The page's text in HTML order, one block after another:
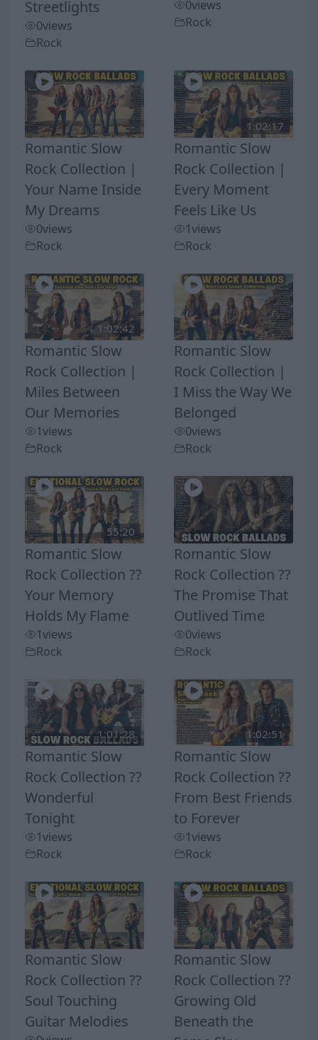
Streetlights
0views
Rock
0views
Rock
Romantic Slow
Rock Collection |
Your Name Inside
My Dreams
0views
Rock
1:02:17
Romantic Slow
Rock Collection |
Every Moment
Feels Like Us
1views
Rock
1:02:42
Romantic Slow
Rock Collection |
Miles Between
Our Memories
1views
Rock
Romantic Slow
Rock Collection |
I Miss the Way We
Belonged
0views
Rock
55:20
Romantic Slow
Rock Collection ??
Your Memory
Holds My Flame
1views
Rock
Romantic Slow
Rock Collection ??
The Promise That
Outlived Time
0views
Rock
1:01:28
Romantic Slow
Rock Collection ??
Wonderful
Tonight
1views
Rock
1:02:51
Romantic Slow
Rock Collection ??
From Best Friends
to Forever
1views
Rock
Romantic Slow
Rock Collection ??
Soul Touching
Guitar Melodies
Romantic Slow
Rock Collection ??
Growing Old
Beneath the